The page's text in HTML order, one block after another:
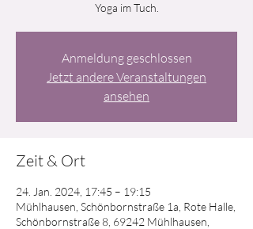
Yoga im Tuch.
Anmeldung geschlossen
Jetzt andere Veranstaltungen
ansehen
Zeit & Ort
24. Jan. 2024, 17:45 – 19:15
Mühlhausen, Schönbornstraße 1a, Rote Halle,
Schönbornstraße 8, 69242 Mühlhausen,